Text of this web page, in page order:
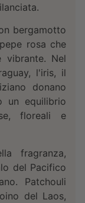
bergamotto
rosa che
vibrante. Nel
l'iris, il
donano
un equilibrio
floreali e
fragranza,
del Pacifico
Patchouli
del Laos,